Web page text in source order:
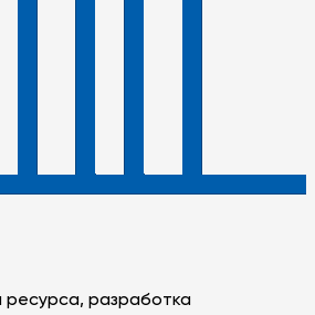
разработка